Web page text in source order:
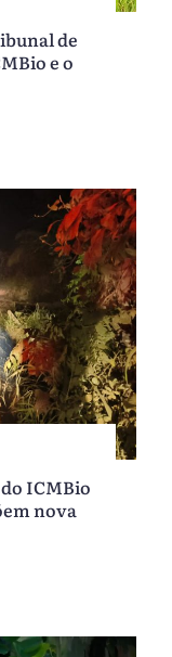
de
e o
ICMBio
nova